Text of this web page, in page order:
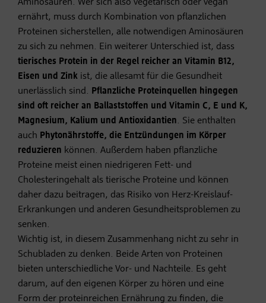
Aminosäuren. Wer sich also vegetarisch oder vegan
ernährt, muss durch Kombination von pflanzlichen
Proteinen sicherstellen, alle notwendigen Aminosäuren
zu sich zu nehmen. Ein weiterer Unterschied ist, dass
tierisches Protein in der Regel reicher an Vitamin B12,
Eisen und Zink ist, die allesamt für die Gesundheit
unerlässlich sind. Pflanzliche Proteinquellen hingegen
sind oft reicher an Ballaststoffen und Vitamin C, E und K,
Magnesium, Kalium und Antioxidantien. Sie enthalten
auch Phytonährstoffe, die Entzündungen im Körper
reduzieren können. Außerdem haben pflanzliche
Proteine meist einen niedrigeren Fett- und
Cholesteringehalt als tierische Proteine und können
daher dazu beitragen, das Risiko von Herz-Kreislauf-
Erkrankungen und anderen Gesundheitsproblemen zu
senken.
Wichtig ist, in diesem Zusammenhang nicht zu sehr in
Schubladen zu denken. Beide Arten von Proteinen
bieten unterschiedliche Vor- und Nachteile. Es geht
darum, auf den eigenen Körper zu hören und eine
Form der proteinreichen Ernährung zu finden, die